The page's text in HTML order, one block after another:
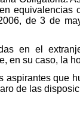
de 3 de
en el
en su caso, la
aspirantes que
de las